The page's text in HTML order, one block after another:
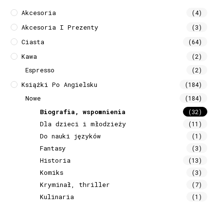
Akcesoria (4)
Akcesoria I Prezenty (3)
Ciasta (64)
Kawa (2)
Espresso (2)
Książki Po Angielsku (184)
Nowe (184)
Biografia, wspomnienia (32)
Dla dzieci i młodzieży (11)
Do nauki języków (1)
Fantasy (3)
Historia (13)
Komiks (3)
Kryminał, thriller (7)
Kulinaria (1)